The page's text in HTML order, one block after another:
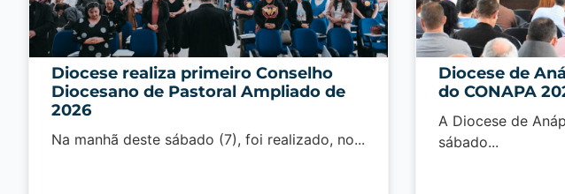
Diocese realiza primeiro Conselho
Diocesano de Pastoral Ampliado de
2026
Na manhã deste sábado (7), foi realizado, no...
Diocese de
do CONAPA
A Diocese de
sábado...